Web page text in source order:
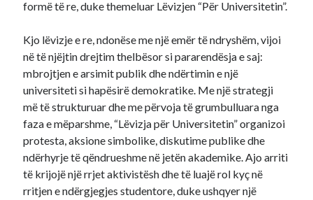
formë të re, duke themeluar Lëvizjen “Për Universitetin”.
Kjo lëvizje e re, ndonëse me një emër të ndryshëm, vijoi
në të njëjtin drejtim thelbësor si pararendësja e saj:
mbrojtjen e arsimit publik dhe ndërtimin e një
universiteti si hapësirë demokratike. Me një strategji
më të strukturuar dhe me përvoja të grumbulluara nga
faza e mëparshme, “Lëvizja për Universitetin” organizoi
protesta, aksione simbolike, diskutime publike dhe
ndërhyrje të qëndrueshme në jetën akademike. Ajo arriti
të krijojë një rrjet aktivistësh dhe të luajë rol kyç në
rritjen e ndërgjegjes studentore, duke ushqyer një